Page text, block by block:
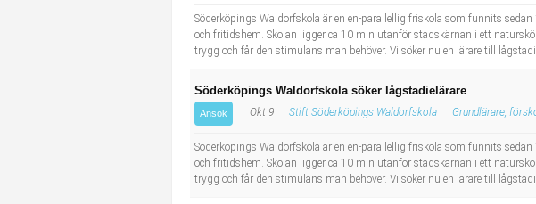
Installation, drift, underhåll
Tidningsbud/Tidningsdistributör
Lärare i fritidshem/Fritidspedagog
Söderköpings Waldorfskola är en en-parallellig friskola som funnits
och fritidshem. Skolan ligger ca 10 min utanför stadskärnan i ett
trygg och får den stimulans man behöver. Vi söker nu en lärare till
Söderköpings Waldorfskola söker lågstadielärare
Ansök Okt 9 Stift Söderköpings Waldorfskola Grundlärare,
Söderköpings Waldorfskola är en en-parallellig friskola som funnits
och fritidshem. Skolan ligger ca 10 min utanför stadskärnan i ett
trygg och får den stimulans man behöver. Vi söker nu en lärare till